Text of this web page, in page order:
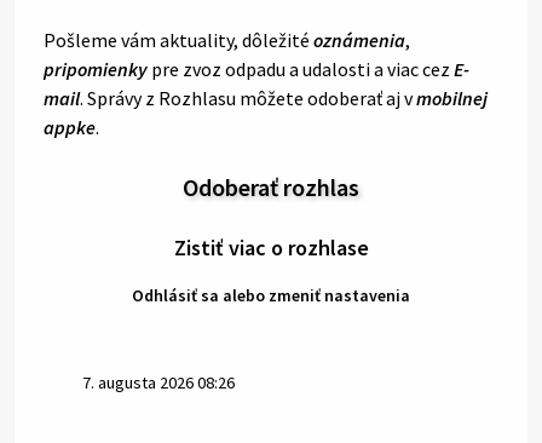
Pošleme vám aktuality, dôležité oznámenia,
pripomienky pre zvoz odpadu a udalosti a viac cez E-
mail. Správy z Rozhlasu môžete odoberať aj vmobilnej
appke.
Odoberať rozhlas
Zistiť viac o rozhlase
Odhlásiť sa alebo zmeniť nastavenia
7. augusta 2026 08:26